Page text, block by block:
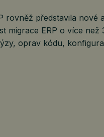
rovněž představila nové
migrace ERP o více
oprav kódu,